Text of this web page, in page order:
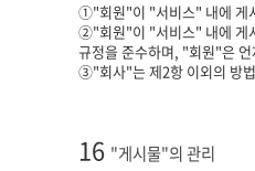
①"회원"이 "서비스" 내에 게
②"회원"이 "서비스" 내에 게
규정을 준수하며, "회원"은
③"회사"는 제2항 이외의 방
16 "게시물"의 관리